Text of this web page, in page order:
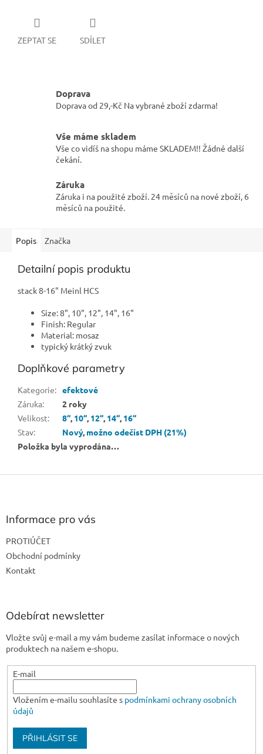
ZEPTAT SE SDÍLET
Doprava
Doprava od 29,-Kč Na vybrané zboží zdarma!
Vše máme skladem
Vše co vidíš na shopu máme SKLADEM!! Žádné další
čekání.
Záruka
Záruka i na použité zboží. 24 měsíců na nové zboží, 6
měsíců na použité.
Popis Značka
Detailní popis produktu
stack 8-16" Meinl HCS
Size: 8", 10", 12", 14", 16"
Finish: Regular
Material: mosaz
typický krátký zvuk
Doplňkové parametry
Kategorie: efektové
Záruka:
2 roky
Velikost: 8“ 10“ 12“ 14“ 16“
Stav: Nový, možno odečíst DPH (21%)
Položka byla vyprodána…
Z
Informace pro vás
PROTIÚČET
Obchodní podmínky
Kontakt
Odebírat newsletter
Vložte svůj e-mail a my vám budeme zasílat informace o nových
produktech na našem e-shopu.
E-mail
Vložením e-mailu souhlasíte s podmínkami ochrany osobních
údajů
PŘIHLÁSIT SE